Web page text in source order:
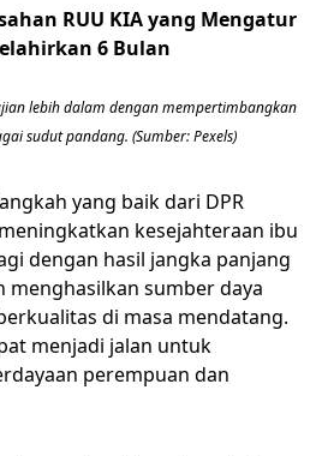
lebih dalam dengan mempertimbangkan
sudut pandang. (Sumber: Pexels)
yang baik dari DPR
kesejahteraan ibu
dengan hasil jangka panjang
menghasilkan sumber daya
di masa mendatang.
menjadi jalan untuk
perempuan dan